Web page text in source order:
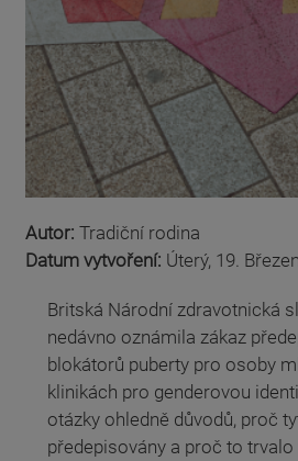
Autor: Tradiční rodina
Datum vytvoření: Úterý, 19.
Britská Národní zdravotnická
nedávno oznámila zákaz
blokátorů puberty pro osoby
klinikách pro genderovou
otázky ohledně důvodů, proč
předepisovány a proč to trvalo